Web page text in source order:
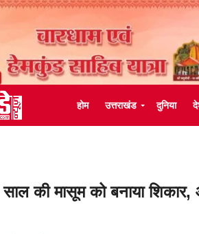
होम उत्तराखंड दुनिया
की मासूम को बनाया